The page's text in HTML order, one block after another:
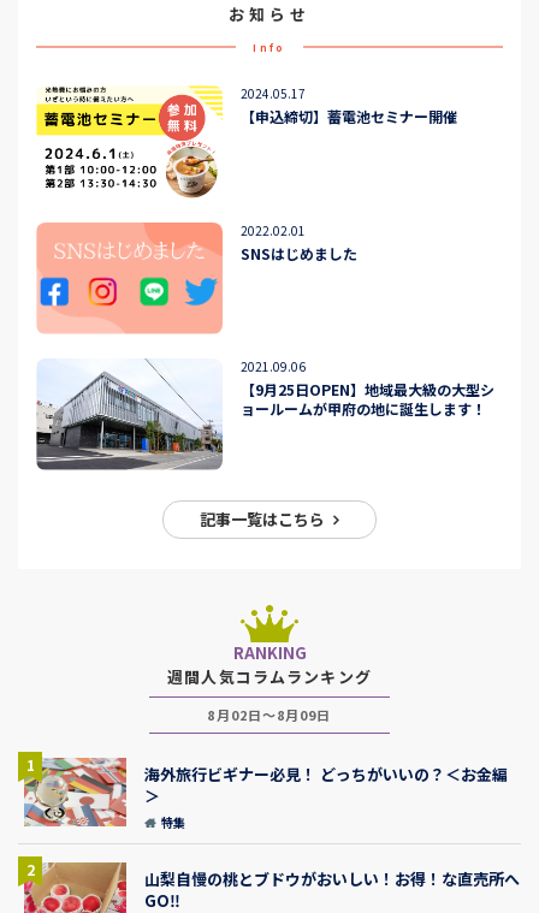
お知らせ
Info
2024.05.17
【申込締切】蓄電池セミナー開催
2022.02.01
SNSはじめました
2021.09.06
【9月25日OPEN】地域最大級の大型シ
ョールームが甲府の地に誕生します！
記事一覧はこちら
RANKING
週間人気コラムランキング
8月02日～8月09日
1
海外旅行ビギナー必見！ どっちがいいの？＜お金編
＞
特集
2
山梨自慢の桃とブドウがおいしい！お得！な直売所へ
GO‼